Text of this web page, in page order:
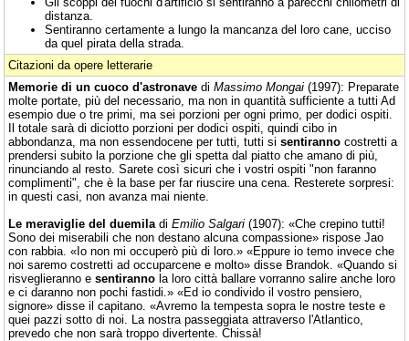
distanza.
Sentiranno certamente a lungo la mancanza del loro cane, ucciso
da quel pirata della strada.
Citazioni da opere letterarie
Memorie di un cuoco d'astronave di Massimo Mongai (1997): Preparate
molte portate, più del necessario, ma non in quantità sufficiente a tutti Ad
esempio due o tre primi, ma sei porzioni per ogni primo, per dodici ospiti.
Il totale sarà di diciotto porzioni per dodici ospiti, quindi cibo in
abbondanza, ma non essendocene per tutti, tutti si sentiranno costretti a
prendersi subito la porzione che gli spetta dal piatto che amano di più,
rinunciando al resto. Sarete così sicuri che i vostri ospiti "non faranno
complimenti", che è la base per far riuscire una cena. Resterete sorpresi:
in questi casi, non avanza mai niente.
Le meraviglie del duemila di Emilio Salgari (1907): «Che crepino tutti!
Sono dei miserabili che non destano alcuna compassione» rispose Jao
con rabbia. «Io non mi occuperò più di loro.» «Eppure io temo invece che
noi saremo costretti ad occuparcene e molto» disse Brandok. «Quando si
risveglieranno e sentiranno la loro città ballare vorranno salire anche loro
e ci daranno non pochi fastidi.» «Ed io condivido il vostro pensiero,
signore» disse il capitano. «Avremo la tempesta sopra le nostre teste e
quei pazzi sotto di noi. La nostra passeggiata attraverso l'Atlantico,
prevedo che non sarà troppo divertente. Chissà!